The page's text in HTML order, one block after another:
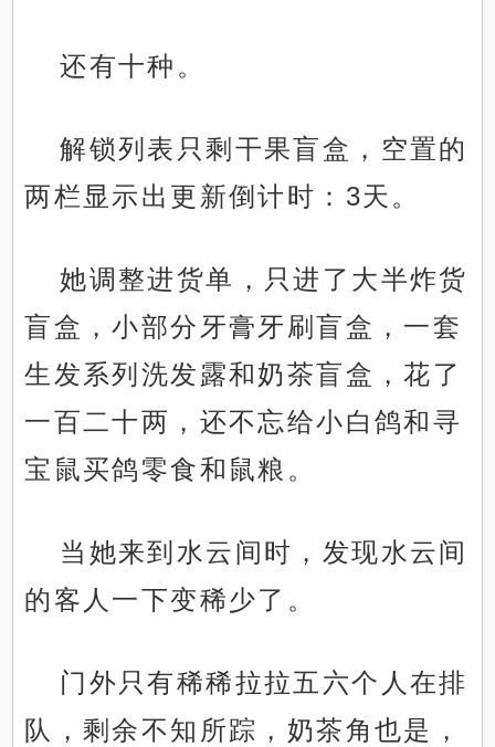
还有十种。
解锁列表只剩干果盲盒，空置的
两栏显示出更新倒计时：3天。
她调整进货单，只进了大半炸货
盲盒，小部分牙膏牙刷盲盒，一套
生发系列洗发露和奶茶盲盒，花了
一百二十两，还不忘给小白鸽和寻
宝鼠买鸽零食和鼠粮。
当她来到水云间时，发现水云间
的客人一下变稀少了。
门外只有稀稀拉拉五六个人在排
队，剩余不知所踪，奶茶角也是，